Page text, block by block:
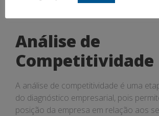
Análise de
Competitividade
A análise de competitividade é uma
do diagnóstico empresarial, pois
posição da empresa em relação aos